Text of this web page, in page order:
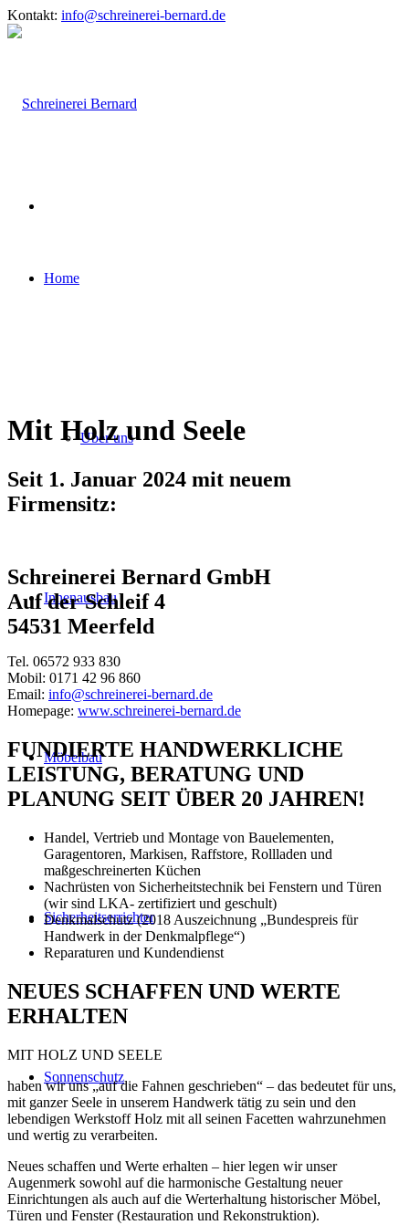
Kontakt: info@schreinerei-bernard.de
Home
Über uns
Innenausbau
Möbelbau
Sicherheitserrichter
Sonnenschutz
Mit Holz und Seele
Seit 1. Januar 2024 mit neuem
Firmensitz:
Schreinerei Bernard GmbH
Auf der Schleif 4
54531 Meerfeld
Tel. 06572 933 830
Mobil: 0171 42 96 860
Email: info@schreinerei-bernard.de
Homepage: www.schreinerei-bernard.de
FUNDIERTE HANDWERKLICHE
LEISTUNG, BERATUNG UND
PLANUNG SEIT ÜBER 20 JAHREN!
Handel, Vertrieb und Montage von Bauelementen,
Garagentoren, Markisen, Raffstore, Rollladen und
maßgeschreinerten Küchen
Nachrüsten von Sicherheitstechnik bei Fenstern und Türen
(wir sind LKA- zertifiziert und geschult)
Denkmalschutz (2018 Auszeichnung „Bundespreis für
Handwerk in der Denkmalpflege“)
Reparaturen und Kundendienst
NEUES SCHAFFEN UND WERTE
ERHALTEN
MIT HOLZ UND SEELE
haben wir uns „auf die Fahnen geschrieben“ – das bedeutet für uns,
mit ganzer Seele in unserem Handwerk tätig zu sein und den
lebendigen Werkstoff Holz mit all seinen Facetten wahrzunehmen
und wertig zu verarbeiten.
Neues schaffen und Werte erhalten – hier legen wir unser
Augenmerk sowohl auf die harmonische Gestaltung neuer
Einrichtungen als auch auf die Werterhaltung historischer Möbel,
Türen und Fenster (Restauration und Rekonstruktion).